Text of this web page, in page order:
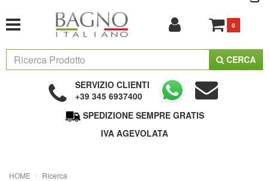
0
CERCA
SERVIZIO CLIENTI
+39 345 6937400
SPEDIZIONE SEMPRE GRATIS
IVA AGEVOLATA
HOME Ricerca